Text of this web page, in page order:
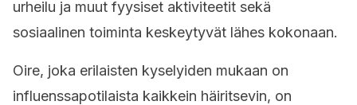
urheilu ja muut fyysiset aktiviteetit sekä
sosiaalinen toiminta keskeytyvät lähes kokonaan.
Oire, joka erilaisten kyselyiden mukaan on
influenssapotilaista kaikkein häiritsevin, on